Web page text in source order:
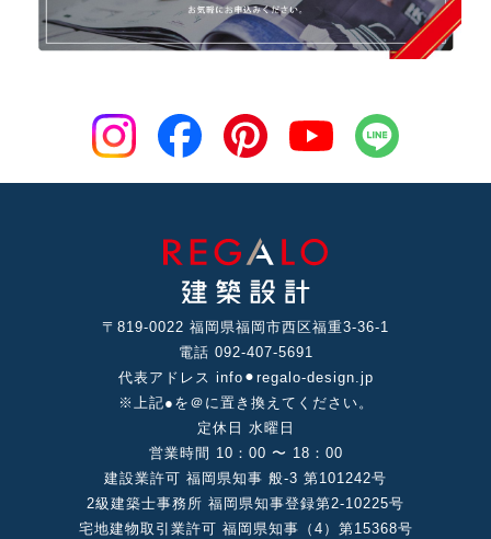
〒819-0022 福岡県福岡市⻄区福重3-36-1
電話 092-407-5691
代表アドレス info⚫︎regalo-design.jp
※上記●を＠に置き換えてください。
定休⽇ ⽔曜⽇
営業時間 10：00 〜 18：00
建設業許可 福岡県知事 般-3 第101242号
2級建築⼠事務所 福岡県知事登録第2-10225号
宅地建物取引業許可 福岡県知事（4）第15368号